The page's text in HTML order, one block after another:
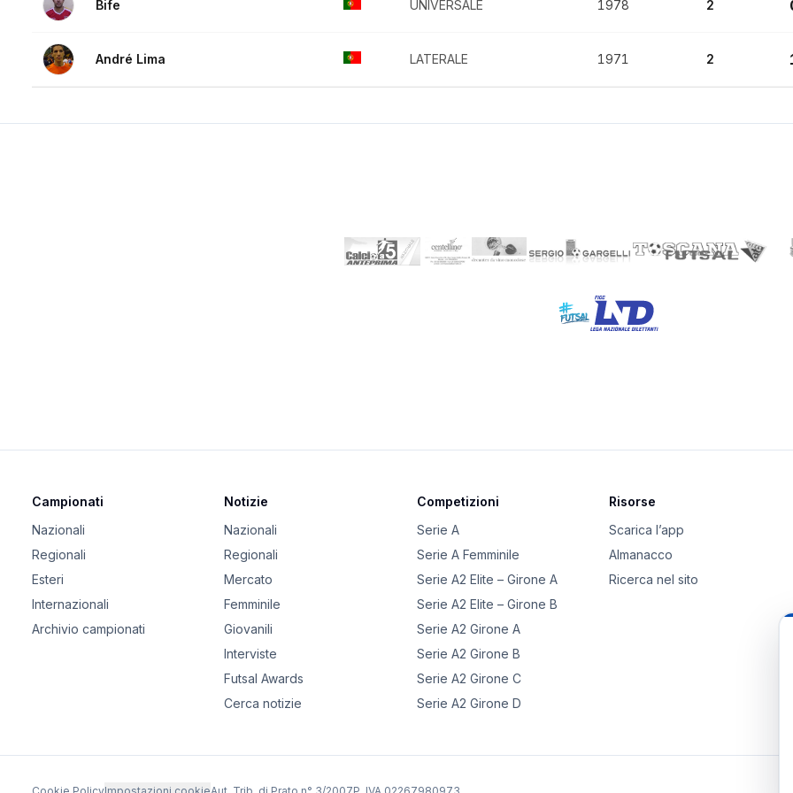
Bife UNIVERSALE 1978 2
André Lima LATERALE 1971 2
Campionati
Nazionali
Regionali
Esteri
Internazionali
Archivio campionati
Notizie
Nazionali
Regionali
Mercato
Femminile
Giovanili
Interviste
Futsal Awards
Cerca notizie
Competizioni
Serie A
Serie A Femminile
Serie A2 Elite – Girone A
Serie A2 Elite – Girone B
Serie A2 Girone A
Serie A2 Girone B
Serie A2 Girone C
Serie A2 Girone D
Risorse
Scarica l’app
Almanacco
Ricerca nel sito